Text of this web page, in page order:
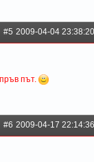
#5 2009-04-04 23:38:20
път.
#6 2009-04-17 22:14:36